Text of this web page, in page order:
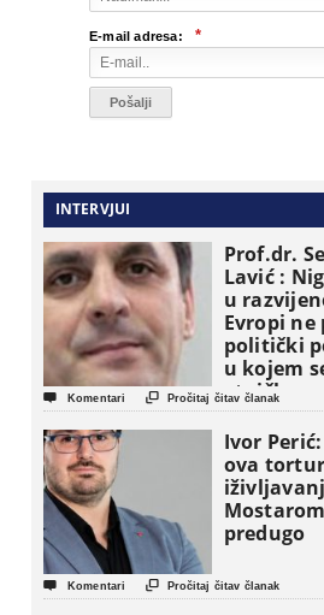
E-mail adresa: *
INTERVJUI
Prof.dr.
Lavić :
u
Evropi ne
politički
u kojem
etničke
osnovne
političke
 Komentari  Pročitaj čitav članak
Ivor Perić:
ova
predugo
 Komentari  Pročitaj čitav članak